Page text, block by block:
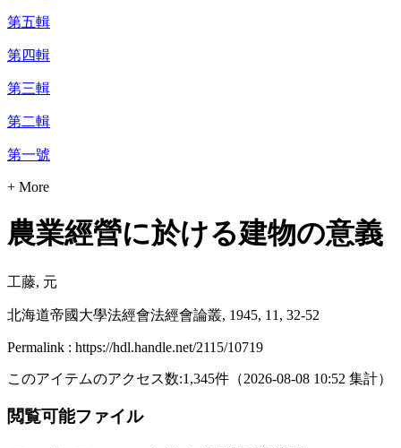
第五輯
第四輯
第三輯
第二輯
第一號
+ More
農業經營に於ける建物の意義
工藤, 元
北海道帝國大學法經會法經會論叢, 1945, 11, 32-52
Permalink : https://hdl.handle.net/2115/10719
このアイテムのアクセス数:1,345件 （2026-08-08 10:52 集計）
閲覧可能ファイル